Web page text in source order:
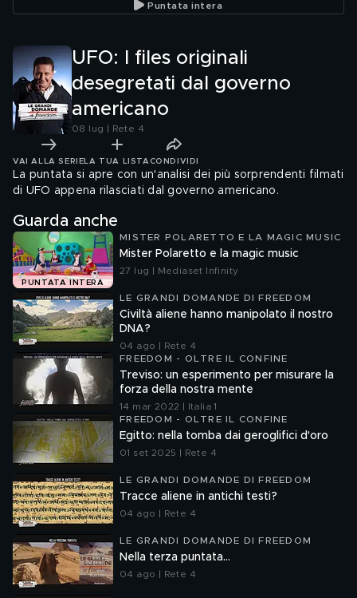
Puntata intera
UFO: I files originali
desegretati dal governo
americano
08 lug | Rete 4
VAI ALLA SERIE LA TUA LISTA CONDIVIDI
La puntata si apre con un'analisi dei più sorprendenti filmati
di UFO appena rilasciati dal governo americano.
Guarda anche
PUNTATA INTERA
MISTER POLARETTO E LA MAGIC MUSIC
Mister Polaretto e la magic music
27 lug | Mediaset Infinity
LE GRANDI DOMANDE DI FREEDOM
Civiltà aliene hanno manipolato il nostro
DNA?
04 ago | Rete 4
FREEDOM - OLTRE IL CONFINE
Treviso: un esperimento per misurare la
forza della nostra mente
14 mar 2022 | Italia 1
FREEDOM - OLTRE IL CONFINE
Egitto: nella tomba dai geroglifici d'oro
01 set 2025 | Rete 4
LE GRANDI DOMANDE DI FREEDOM
Tracce aliene in antichi testi?
04 ago | Rete 4
LE GRANDI DOMANDE DI FREEDOM
Nella terza puntata...
04 ago | Rete 4